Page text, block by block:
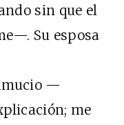
sin que el
Su esposa
—
me